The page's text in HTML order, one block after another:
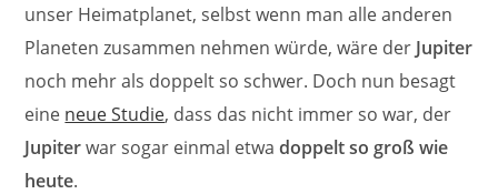
unser Heimatplanet, selbst wenn man alle anderen
Planeten zusammen nehmen würde, wäre der Jupiter
noch mehr als doppelt so schwer. Doch nun besagt
eine neue Studie, dass das nicht immer so war, der
Jupiterwar sogar einmal etwadoppelt so groß wie
heute.